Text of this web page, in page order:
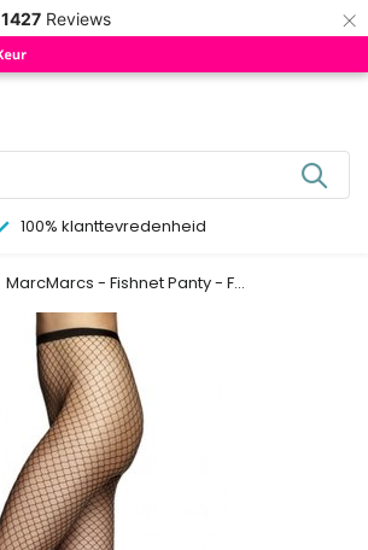
1427 Reviews ×
0
100% klanttevredenheid
MarcMarcs - Fishnet Panty - F...